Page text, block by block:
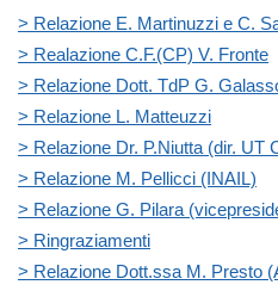
> Relazione E. Martinuzzi e C.
> Realazione C.F.(CP) V. Fronte
> Relazione Dott. TdP G.
> Relazione L. Matteuzzi
> Relazione Dr. P.Niutta (dir. UT
> Relazione M. Pellicci (INAIL)
> Relazione G. Pilara
> Ringraziamenti
> Relazione Dott.ssa M. Presto